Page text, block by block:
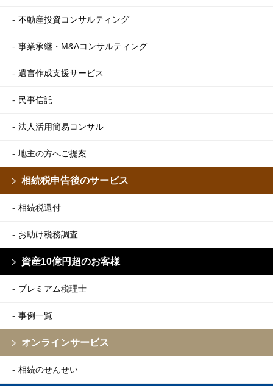
不動産投資コンサルティング
事業承継・M&Aコンサルティング
遺言作成支援サービス
民事信託
法人活用簡易コンサル
地主の方へご提案
相続税申告後のサービス
相続税還付
お助け税務調査
資産10億円超のお客様
プレミアム税理士
事例一覧
オンラインサービス
相続のせんせい